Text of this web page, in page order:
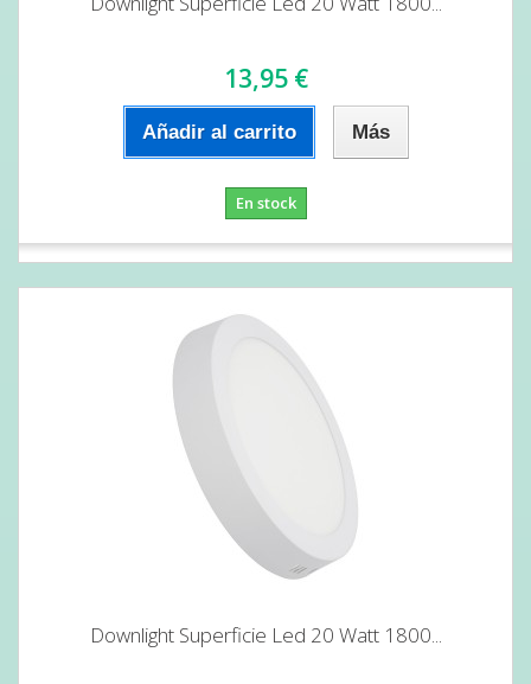
13,95 €
Añadir al carrito Más
En stock
Downlight Superficie Led 20 Watt 1800...